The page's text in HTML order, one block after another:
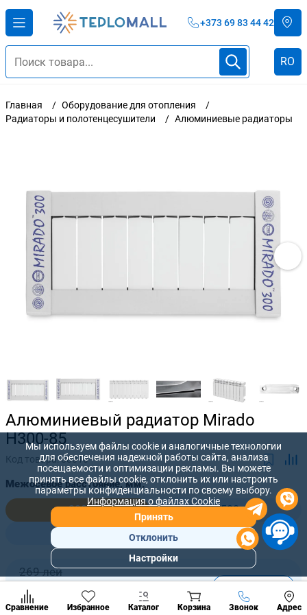
+373 69 83 44 42
RO
Главная
Оборудование для отопления
Радиаторы и полотенцесушители
Алюминиевые радиаторы
Алюминиевый радиатор Mirado
H300-85
Код товара:88010
Межосевое расстояние, мм:
300
500
269 лей
235лей - +
Сравнение Избранное Каталог Корзина Звонок Адрес
Позвонить
разделы
Мы используем файлы cookie и аналогичные технологии
для обеспечения надежной работы сайта, анализа
посещаемости и оптимизации рекламы. Вы можете
принять все файлы cookie, отклонить их или настроить
параметры конфиденциальности по своему выбору.
Информация о файлах Cookie
Принять
Отклонить
Настройки